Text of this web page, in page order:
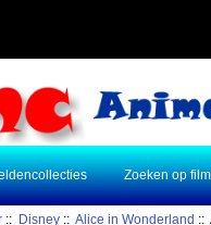
Zoeken op
:: Disney ::Alice in Wonderland ::